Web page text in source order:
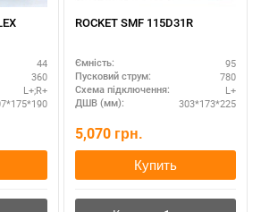
44
360
L+;R+
ROCKET SMF 115D31R
Ємність: 95
Пусковий струм: 780
Схема підключення: L+
ДШВ (мм): 303*173*225
5,070 грн.
Купить